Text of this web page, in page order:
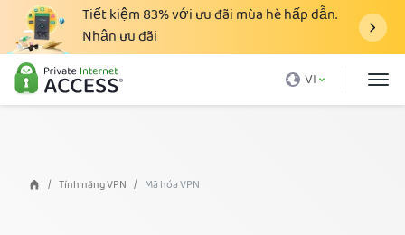
Tiết kiệm83%với ưu đãi mùa hè hấp dẫn.
Nhận ưu đãi
VI
VPN là gì
Tại sao lại là PIA
Lợi ích của VPN
Tính năng VPN Mã hóa VPN